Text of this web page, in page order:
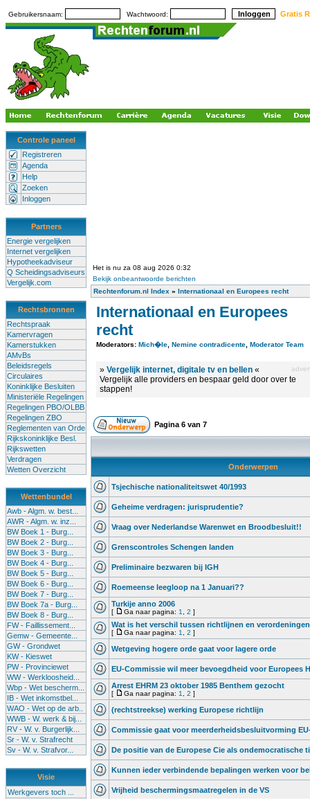
Gebruikersnaam: Wachtwoord: Gratis
Controle paneel
Registreren
Agenda
Help
Zoeken
Inloggen
Partners
Energie vergelijken
Internet vergelijken
Hypotheekadviseur
Q Scheidingsadviseurs
Vergelijk.com
Rechtsbronnen
Rechtspraak
Kamervragen
Kamerstukken
AMvBs
Beleidsregels
Circulaires
Koninklijke Besluiten
Ministeriële Regelingen
Regelingen PBO/OLBB
Regelingen ZBO
Reglementen van Orde
Rijkskoninklijke Besl.
Rijkswetten
Verdragen
Wetten Overzicht
Wettenbundel
Awb - Algm. w. best...
AWR - Algm. w. inz...
BW Boek 1 - Burg...
BW Boek 2 - Burg...
BW Boek 3 - Burg...
BW Boek 4 - Burg...
BW Boek 5 - Burg...
BW Boek 6 - Burg...
BW Boek 7 - Burg...
BW Boek 7a - Burg...
BW Boek 8 - Burg...
FW - Faillissement...
Gemw - Gemeente...
GW - Grondwet
KW - Kieswet
PW - Provinciewet
WW - Werkloosheid...
Wbp - Wet bescherm...
IB - Wet inkomstbel...
WAO - Wet op de arb..
WWB - W. werk & bij...
RV - W. v. Burgerlijk...
Sr - W. v. Strafrecht
Sv - W. v. Strafvor...
Visie
Werkgevers toch ...
Het is nu za 08 aug 2026 0:32
Bekijk onbeantwoorde berichten
Rechtenforum.nl Index » Internationaal en Europees recht
Internationaal en Europees
recht
Moderators: Mich�le Nemine contradicente Moderator Team
» Vergelijk internet, digitale tv en bellen «
Vergelijk alle providers en bespaar geld door over te
stappen!
Pagina 6 van 7
Onderwerpen
Tsjechische nationaliteitswet 40/1993
Geheime verdragen: jurisprudentie?
Vraag over Nederlandse Warenwet en Broodbesluit!!
Grenscontroles Schengen landen
Preliminaire bezwaren bij IGH
Roemeense leegloop na 1 Januari??
Turkije anno 2006
[ Ga naar pagina: 1 2 ]
Wat is het verschil tussen richtlijnen en
[ Ga naar pagina: 1 2 ]
Wetgeving hogere orde gaat voor lagere orde
EU-Commissie wil meer bevoegdheid voor Europees
Arrest EHRM 23 oktober 1985 Benthem gezocht
[ Ga naar pagina: 1 2 ]
(rechtstreekse) werking Europese richtlijn
Commissie gaat voor meerderheidsbesluitvorming
De positie van de Europese Cie als ondemocratische
Kunnen ieder verbindende bepalingen werken voor
Vrijheid beschermingsmaatregelen in de VS